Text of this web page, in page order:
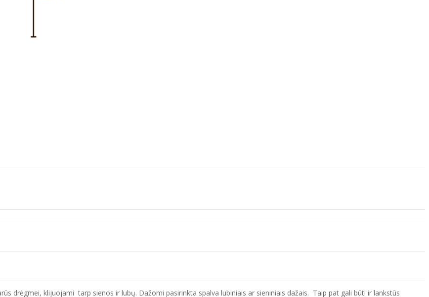
drėgmei, klijuojami tarp sienos ir lubų. Dažomi pasirinkta spalva lubiniais ar sieniniais dažais. Taip pat gali būti ir lankstūs